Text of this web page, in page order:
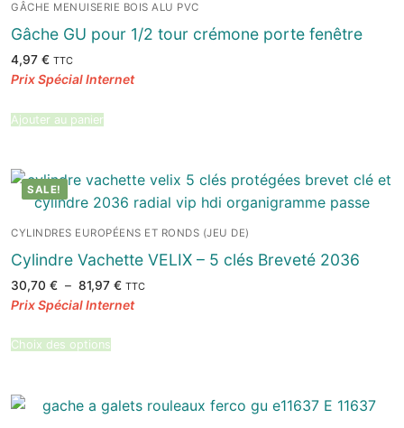
GÂCHE MENUISERIE BOIS ALU PVC
Gâche GU pour 1/2 tour crémone porte fenêtre
4,97 € TTC
Ajouter au panier
SALE!
CYLINDRES EUROPÉENS ET RONDS (JEU DE)
Cylindre Vachette VELIX – 5 clés Breveté 2036
30,70 € – 81,97 €Plage
prix :
TTC
Choix des options